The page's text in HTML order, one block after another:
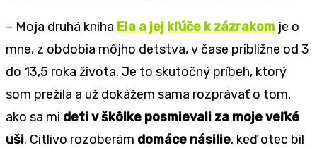
– Moja druhá kniha Ela a jej kľúče k zázrakom je o
mne, z obdobia môjho detstva, v čase približne od 3
do 13,5 roka života. Je to skutočný príbeh, ktorý
som prežila a už dokážem sama rozprávať o tom,
ako sa mi deti v škôlke posmievali za moje veľké
uši. Citlivo rozoberám domáce násilie, keď otec bil